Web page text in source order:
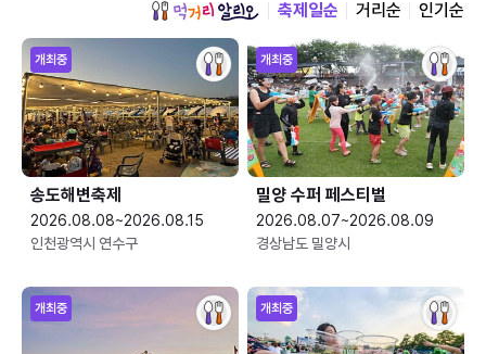
축제일순 거리순 인기순
개최중
송도해변축제
2026.08.08~2026.08.15
인천광역시 연수구
개최중
밀양 수퍼 페스티벌
2026.08.07~2026.08.09
경상남도 밀양시
개최중 개최중